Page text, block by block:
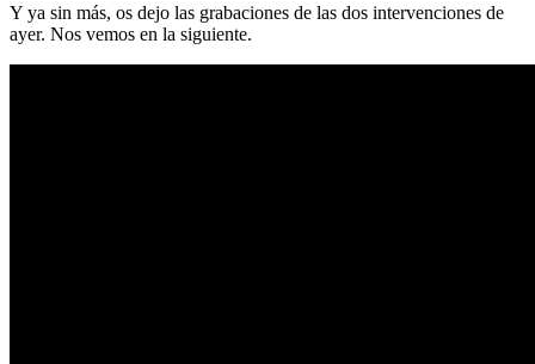
Y ya sin más, os dejo las grabaciones de las dos intervenciones de
ayer. Nos vemos en la siguiente.